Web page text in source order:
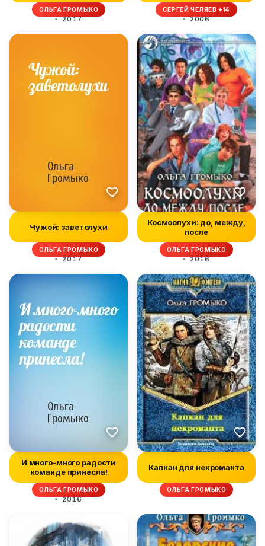
ОЛЬГА ГРОМЫКО
2017
СЕРГЕЙ ЧЕЛЯЕВ +14
2006
Чужой: заветолухи
ОЛЬГА ГРОМЫКО
2017
Космоолухи: до, между,
после
ОЛЬГА ГРОМЫКО
2016
И много-много радости
команде принесла!
ОЛЬГА ГРОМЫКО
2016
Капкан для некроманта
ОЛЬГА ГРОМЫКО